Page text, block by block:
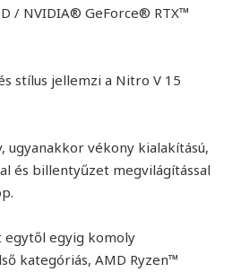
/ NVIDIA® GeForce® RTX™
stílus jellemzi a Nitro V 15
ugyanakkor vékony kialakítású,
és billentyűzet megvilágítással
egyig komoly
kategóriás, AMD Ryzen™